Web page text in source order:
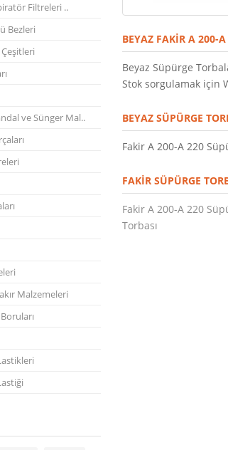
Filtreleri ..
Bezleri
ve Sünger Mal..
Malzemeleri
BEYAZ FAKIR A 200-
Beyaz Süpürge
Stok sorgulamak için
BEYAZ SÜPÜRGE
Fakir A 200-A 220
FAKIR SÜPÜRGE
Fakir A 200-A 220
Torbası